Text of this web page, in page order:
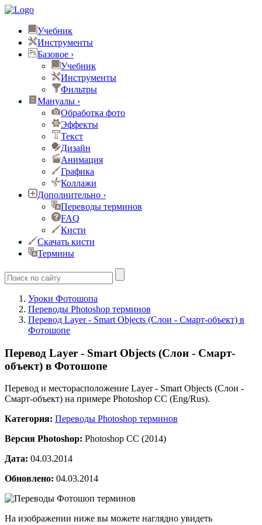
Учебник
Инструменты
Базовое ›
Учебник
Инструменты
Фильтры
Мануалы ›
Обработка фото
Эффекты
Текст
Дизайн
Анимация
Графика
Коллажи
Дополнительно ›
Переводы терминов
FAQ
Кисти
Скачать кисти
Термины
Уроки Фотошопа
Переводы Photoshop терминов
Перевод Layer - Smart Objects (Слои - Смарт-объект) в
Фотошопе
Перевод Layer - Smart Objects (Слои - Смарт-
объект) в Фотошопе
Перевод и месторасположение Layer - Smart Objects (Слои -
Смарт-объект) на примере Photoshop CC (Eng/Rus).
Категория: Переводы Photoshop терминов
Версия Photoshop: Photoshop CC (2014)
Дата: 04.03.2014
Обновлено: 04.03.2014
На изображении ниже вы можете наглядно увидеть